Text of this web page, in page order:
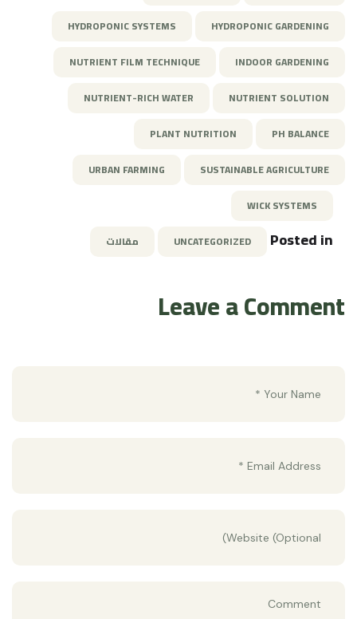
HYDROPONIC GARDENING
HYDROPONIC SYSTEMS
INDOOR GARDENING
NUTRIENT FILM TECHNIQUE
NUTRIENT SOLUTION
NUTRIENT-RICH WATER
PH BALANCE
PLANT NUTRITION
SUSTAINABLE AGRICULTURE
URBAN FARMING
WICK SYSTEMS
Posted in
UNCATEGORIZED مقالات
Leave a Comment